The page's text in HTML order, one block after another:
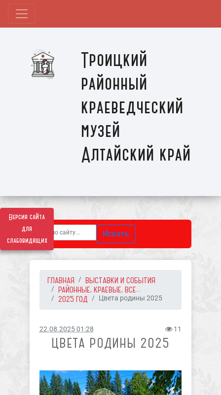
Версия сайта
для
слабовидящих
Троицкий
районный
краеведческий
музей
Алтайский край
Искать
ГЛАВНАЯ
ВЫСТАВКИ И СОБЫТИЯ
РАЙОННЫЕ, КРАЕВЫЕ, ВСЕ...
2025 ГОД
Цвета родины 2025
22.08.2025 01:28 11
ЦВЕТА РОДИНЫ 2025